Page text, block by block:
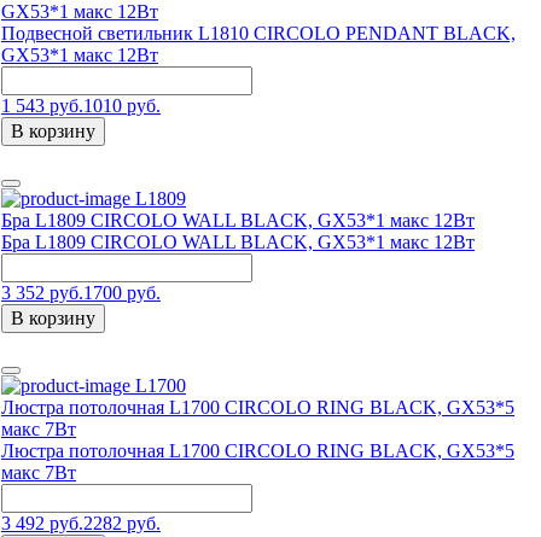
GX53*1 макс 12Вт
Подвесной светильник L1810 CIRCOLO PENDANT BLACK,
GX53*1 макс 12Вт
1 543 руб.1010 руб.
В корзину
L1809
Бра L1809 CIRCOLO WALL BLACK, GX53*1 макс 12Вт
Бра L1809 CIRCOLO WALL BLACK, GX53*1 макс 12Вт
3 352 руб.1700 руб.
В корзину
L1700
Люстра потолочная L1700 CIRCOLO RING BLACK, GX53*5
макс 7Вт
Люстра потолочная L1700 CIRCOLO RING BLACK, GX53*5
макс 7Вт
3 492 руб.2282 руб.